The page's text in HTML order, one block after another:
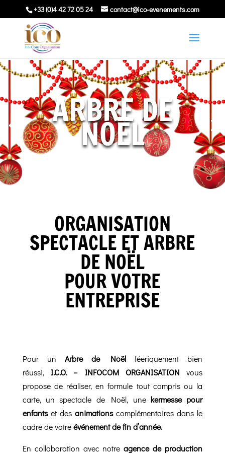
+33 (0)4 42 72 05 24 contact@ico-evenements.com
ARBRE DE
NOËL
ORGANISATION
SPECTACLE ET ARBRE
DE NOËL
POUR VOTRE
ENTREPRISE
Pour un Arbre de Noël
féeriquement bien
réussi,
I.C.O. – INFOCOM ORGANISATION
vous
propose de réaliser, en formule tout compris ou la
carte, un spectacle de Noël, une kermesse pour
enfants et des animations complémentaires dans le
cadre de votre événement de fin d’année.
En collaboration avec notre agence de production